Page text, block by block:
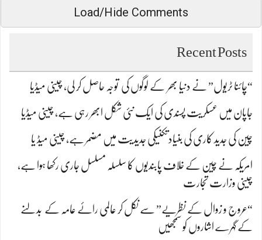
Load/Hide Comments
Recent Posts
“چائنا ٹریول” نے دنیا بھر کے لوگوں کی توجہ حاصل کر لی، چینی میڈیا
جاپان میں عسکریت پسندی کی ایک نئی شکل ابھر رہی ہے، چینی میڈیا
چین کی جدید کاری کی بنیادتکنیکی جدیدیت میں مضمر ہے، چینی میڈ یا
امریکہ نے چین کے خلاف پابندیوں کا سلسلہ مسلسل جاری رکھا ہوا ہے،
چینی وزارت تجارت
“عروج و زوال کے نظریے” سے نکل کر عالمی رائے عامہ کے بدلنے
کے گہرے اشاروں کو سمجھیں